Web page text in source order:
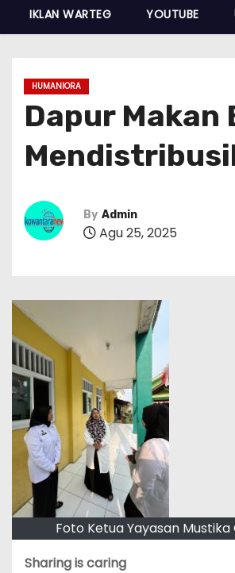
IKLAN WARTEG YOUTUBE
HUMANIORA
Dapur Makan
By Admin
Agu 25, 2025
Foto Ketua Yayasan
Sharing is caring